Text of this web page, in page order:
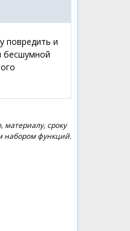
повредить и
бесшумной
сроку
набором функций.